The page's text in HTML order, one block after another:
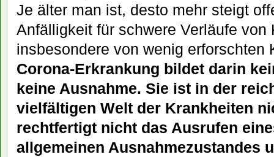
Je älter man ist, desto mehr steigt
Anfälligkeit für schwere Verläufe von
insbesondere von wenig erforschten
Corona-Erkrankung bildet darin
keine Ausnahme. Sie ist in der
vielfältigen Welt der Krankheiten
rechtfertigt nicht das Ausrufen
allgemeinen Ausnahmezustandes